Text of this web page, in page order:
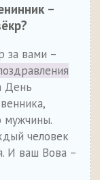
–
за вами –
День
мужчины.
человек
И ваш Вова –